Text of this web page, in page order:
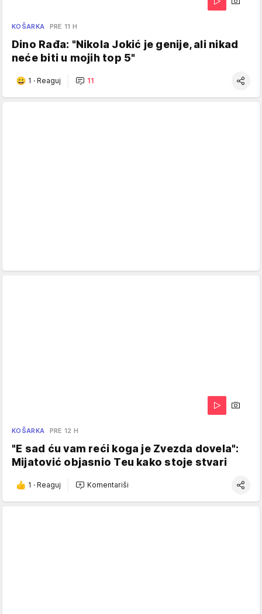
KOŠARKA PRE 11 H
Dino Rađa: "Nikola Jokić je genije, ali nikad
neće biti u mojih top 5"
1 · Reaguj 11
KOŠARKA PRE 12 H
"E sad ću vam reći koga je Zvezda dovela":
Mijatović objasnio Teu kako stoje stvari
1 · Reaguj Komentariši